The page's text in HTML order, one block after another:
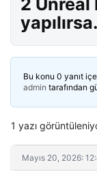
2 Unreal
Bu konu 0 yanıt
admin tarafından
1 yazı
Mayıs 20, 2026: